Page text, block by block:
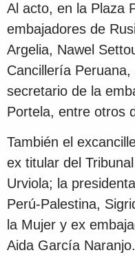
Al acto, en la Plaza
embajadores de
Argelia, Nawel
Cancillería
secretario de la
Portela, entre otros
También el
ex titular del
Urviola; la
Perú-Palestina,
la Mujer y ex
Aida García Naranjo.